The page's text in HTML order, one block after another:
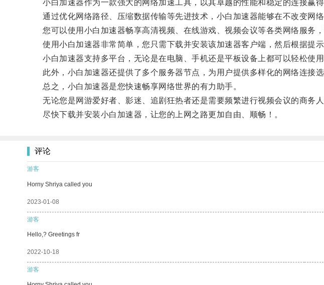
小白加速器作为一款强大的网络加速工具，以其卓越的性能和稳定的连接赢得
通过优化网络路径、压缩数据传输等先进技术，小白加速器能够在不改变网络
您可以使用小白加速器畅享高清视频、在线游戏、视频会议等各类网络服务，
使用小白加速器非常简单，您只需下载并安装该加速器客户端，然后根据提示
小白加速器支持多平台，无论是在电脑、手机还是平板设备上都可以轻松使用
此外，小白加速器还提供了多个服务器节点，为用户提供多样化的网络连接选
总之，小白加速器是您快速畅享网络世界的有力助手。
无论您是网游爱好者、影迷、追剧狂热者还是需要频繁进行视频会议的商务人
尽快下载并安装小白加速器，让您的上网之路更加自由、顺畅！。
评论
游客
Horny Shriya called you
2023-01-08
游客
Hello,? Greetings fr
2022-10-18
游客